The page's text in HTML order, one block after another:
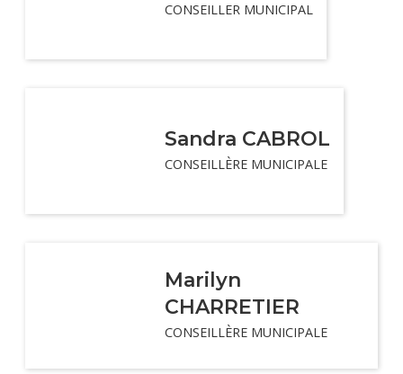
CONSEILLER MUNICIPAL
Sandra CABROL
CONSEILLÈRE MUNICIPALE
Marilyn
CHARRETIER
CONSEILLÈRE MUNICIPALE